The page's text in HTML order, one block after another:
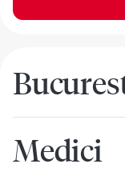
Medici